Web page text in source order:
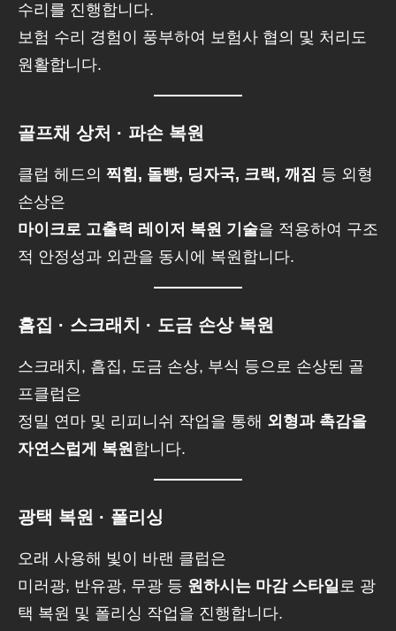
수리를 진행합니다.
보험 수리 경험이 풍부하여 보험사 협의 및 처리도
원활합니다.
골프채 상처 · 파손 복원
클럽 헤드의 찍힘, 돌빵, 딩자국, 크랙, 깨짐 등 외형
손상은
마이크로 고출력 레이저 복원 기술을 적용하여 구조
적 안정성과 외관을 동시에 복원합니다.
흠집 · 스크래치 · 도금 손상 복원
스크래치, 흠집, 도금 손상, 부식 등으로 손상된 골
프클럽은
정밀 연마 및 리피니쉬 작업을 통해 외형과 촉감을
자연스럽게 복원합니다.
광택 복원 · 폴리싱
오래 사용해 빛이 바랜 클럽은
미러광, 반유광, 무광 등 원하시는 마감 스타일로 광
택 복원 및 폴리싱 작업을 진행합니다.